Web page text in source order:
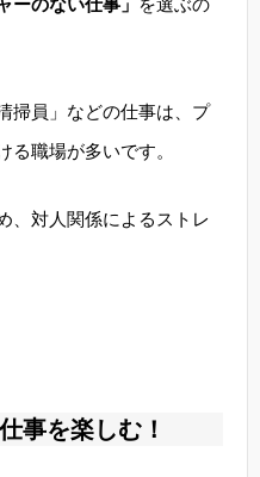
掃員」などの仕事は、プ
る職場が多いです。
、対人関係によるストレ
事を楽しむ！